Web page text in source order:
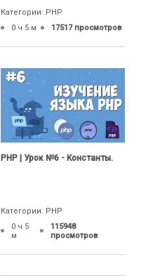
Категории: PHP
0 ч 5 м
17517 просмотров
PHP | Урок №6 - Константы.
Категории: PHP
0 ч 5
м
115948
просмотров